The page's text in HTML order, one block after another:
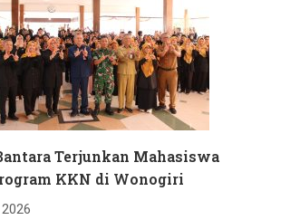
Terjunkan Mahasiswa
KKN di Wonogiri